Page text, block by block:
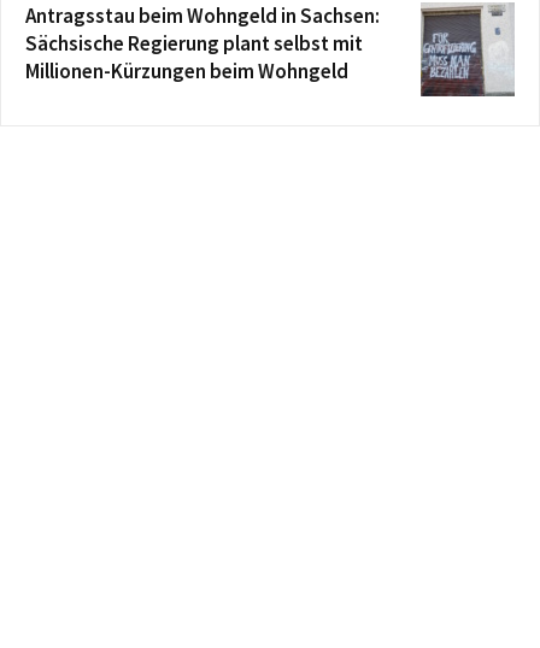
Antragsstau beim Wohngeld in Sachsen:
Sächsische Regierung plant selbst mit
Millionen-Kürzungen beim Wohngeld